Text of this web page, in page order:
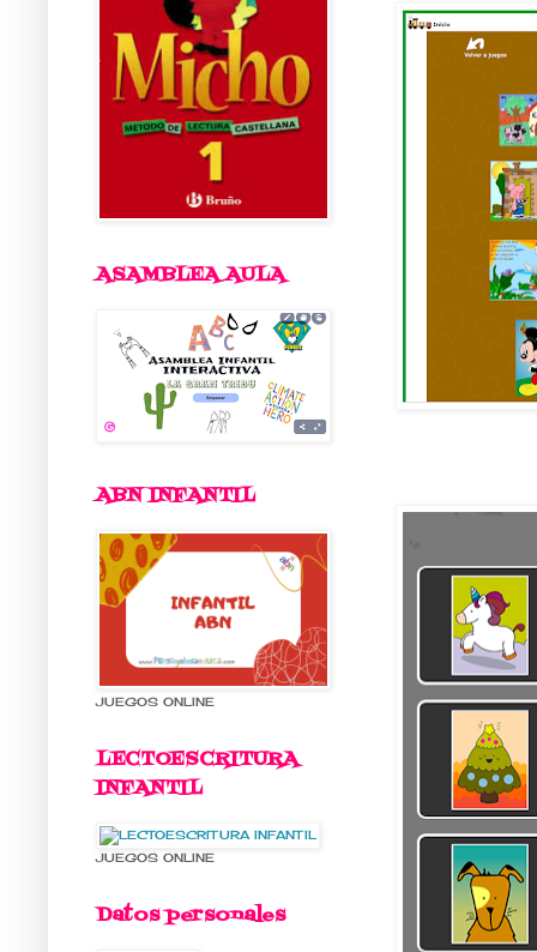
ASAMBLEA AULA
ABN INFANTIL
JUEGOS ONLINE
LECTOESCRITURA
INFANTIL
JUEGOS ONLINE
Datos personales